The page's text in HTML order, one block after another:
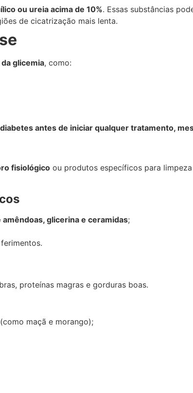
ou ureia acima de 10%. Essas substâncias
de cicatrização mais lenta.
glicemia, como:
antes de iniciar qualquer tratamento,
fisiológico ou produtos específicos para
amêndoas, glicerina e ceramidas;
proteínas magras e gorduras boas.
maçã e morango);